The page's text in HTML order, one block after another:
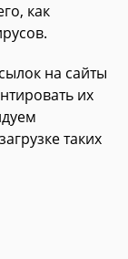
как
на сайты
их
таких